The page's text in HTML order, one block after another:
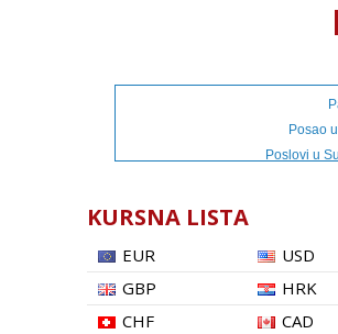
Posao
Poslovi u
KURSNA LISTA
EUR
USD
GBP
HRK
CHF
CAD